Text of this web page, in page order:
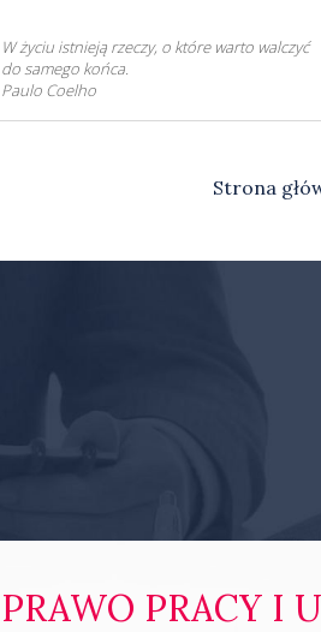
W życiu istnieją rzeczy, o które warto walczyć
do samego końca.
Paulo Coelho
Strona
PRAWO PRACY I